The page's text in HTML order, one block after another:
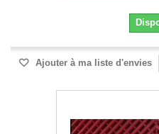
Ajouter à ma liste d'envies